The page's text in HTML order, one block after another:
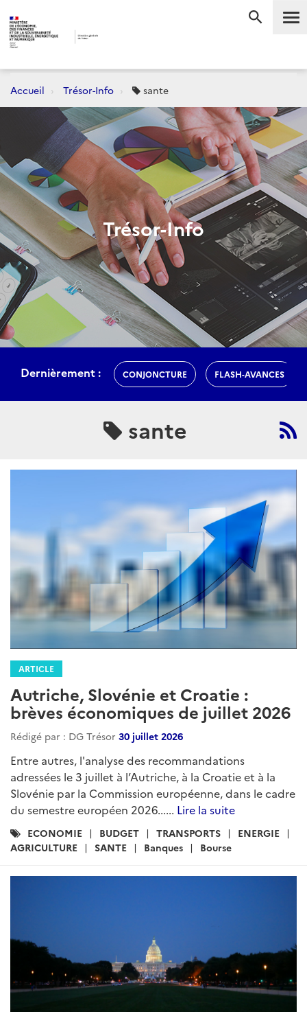
Accueil Trésor-Info sante
Trésor-Info
Dernièrement : CONJONCTURE FLASH-AVANCES
sante
ARTICLE
Autriche, Slovénie et Croatie :
brèves économiques de juillet 2026
Rédigé par : DG Trésor 30 juillet 2026
Entre autres, l'analyse des recommandations
adressées le 3 juillet à l’Autriche, à la Croatie et à la
Slovénie par la Commission européenne, dans le cadre
du semestre européen 2026...... Lire la suite
Catégories
:
ECONOMIE BUDGET TRANSPORTS
ENERGIE
AGRICULTURE
SANTE Banques Bourse